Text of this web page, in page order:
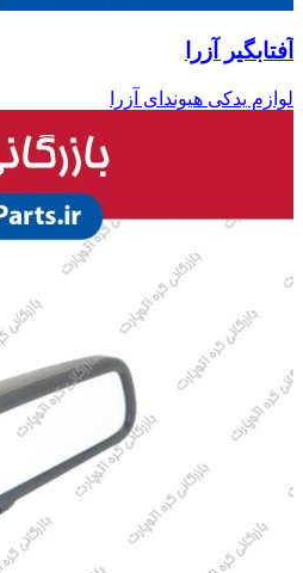
آفتابگیر آزرا
لوازم یدکی هیوندای آزرا